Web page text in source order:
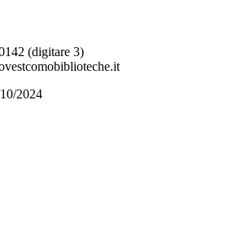
(digitare 3)
2024